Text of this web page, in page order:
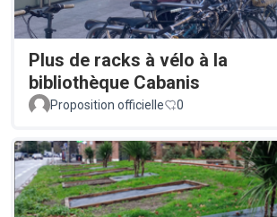
Plus de racks à vélo à la
bibliothèque Cabanis
Proposition officielle 0